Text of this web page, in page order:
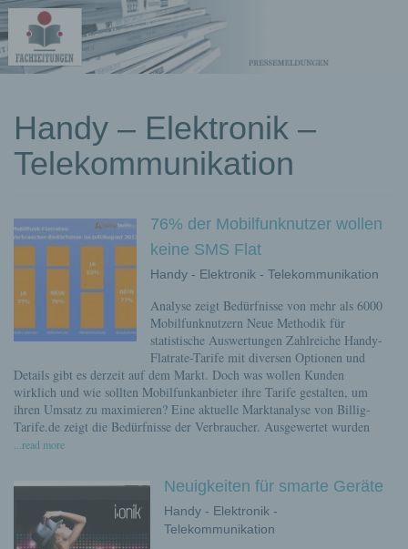
Pressemeldungen
Handy – Elektronik –
Telekommunikation
76% der Mobilfunknutzer wollen
keine SMS Flat
Handy - Elektronik - Telekommunikation
Analyse zeigt Bedürfnisse von mehr als 6000
Mobilfunknutzern Neue Methodik für
statistische Auswertungen Zahlreiche Handy-
Flatrate-Tarife mit diversen Optionen und
Details gibt es derzeit auf dem Markt. Doch was wollen Kunden
wirklich und wie sollten Mobilfunkanbieter ihre Tarife gestalten, um
ihren Umsatz zu maximieren? Eine aktuelle Marktanalyse von Billig-
Tarife.de zeigt die Bedürfnisse der Verbraucher. Ausgewertet wurden
...read more
Neuigkeiten für smarte Geräte
Handy - Elektronik -
Telekommunikation